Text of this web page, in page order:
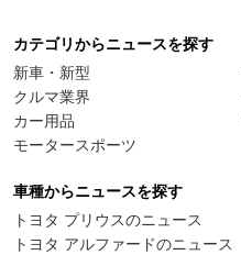
カテゴリからニュースを探す
新車・新型
クルマ業界
カー用品
モータースポーツ
車種からニュースを探す
トヨタ プリウスのニュース
トヨタ アルファードのニュース